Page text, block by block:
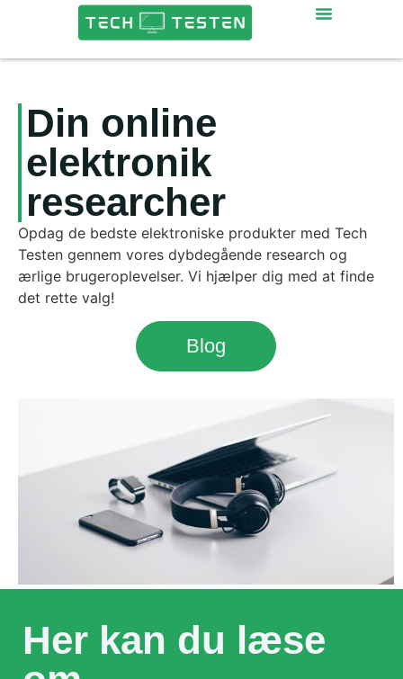
Din online
elektronik
researcher
Opdag de bedste elektroniske produkter med Tech
Testen gennem vores dybdegående research og
ærlige brugeroplevelser. Vi hjælper dig med at finde
det rette valg!
Blog
Her kan du læse